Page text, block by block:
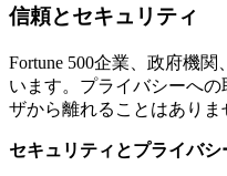
信頼とセキュリティ
Fortune 500企業、政府機
います。プライバシーへ
ザから離れることはありま
セキュリティとプライバシ